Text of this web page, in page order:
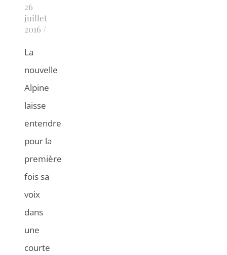
26
juillet
2016 /
La
nouvelle
Alpine
laisse
entendre
pour la
première
fois sa
voix
dans
une
courte